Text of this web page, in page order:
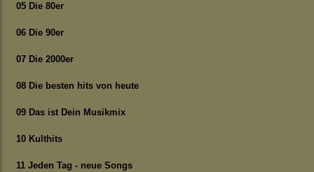
05 Die 80er
06 Die 90er
07 Die 2000er
08 Die besten hits von heute
09 Das ist Dein Musikmix
10 Kulthits
11 Jeden Tag - neue Songs